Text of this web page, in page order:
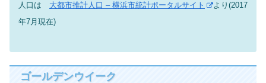
人口は 大都市推計人口 – 横浜市統計ポータルサイト
より(2017
年7月現在)
ゴールデンウイーク